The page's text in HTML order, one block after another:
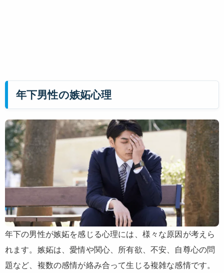
年下男性の嫉妬心理
年下の男性が嫉妬を感じる心理には、様々な原因が考えら
れます。嫉妬は、愛情や関心、所有欲、不安、自尊心の問
題など、複数の感情が絡み合って生じる複雑な感情です。